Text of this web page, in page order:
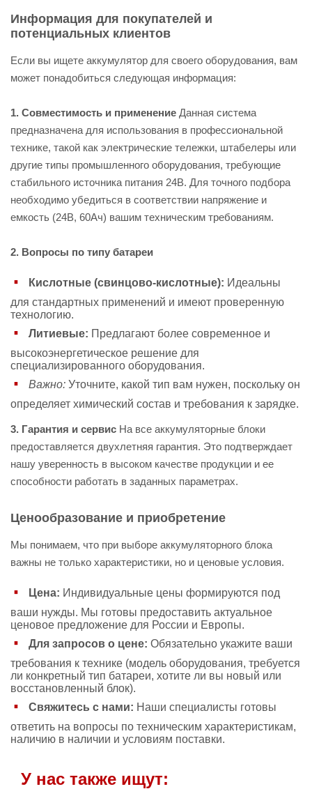
Информация для покупателей и
потенциальных клиентов
Если вы ищете аккумулятор для своего оборудования, вам
может понадобиться следующая информация:
1. Совместимость и применение Данная система
предназначена для использования в профессиональной
технике, такой как электрические тележки, штабелеры или
другие типы промышленного оборудования, требующие
стабильного источника питания 24В. Для точного подбора
необходимо убедиться в соответствии напряжение и
емкость (24В, 60Ач) вашим техническим требованиям.
2. Вопросы по типу батареи
Кислотные (свинцово-кислотные): Идеальны
для стандартных применений и имеют проверенную
технологию.
Литиевые: Предлагают более современное и
высокоэнергетическое решение для
специализированного оборудования.
Важно: Уточните, какой тип вам нужен, поскольку он
определяет химический состав и требования к зарядке.
3. Гарантия и сервис На все аккумуляторные блоки
предоставляется двухлетняя гарантия. Это подтверждает
нашу уверенность в высоком качестве продукции и ее
способности работать в заданных параметрах.
Ценообразование и приобретение
Мы понимаем, что при выборе аккумуляторного блока
важны не только характеристики, но и ценовые условия.
Цена: Индивидуальные цены формируются под
ваши нужды. Мы готовы предоставить актуальное
ценовое предложение для России и Европы.
Для запросов о цене: Обязательно укажите ваши
требования к технике (модель оборудования, требуется
ли конкретный тип батареи, хотите ли вы новый или
восстановленный блок).
Свяжитесь с нами: Наши специалисты готовы
ответить на вопросы по техническим характеристикам,
наличию в наличии и условиям поставки.
У нас также ищут: